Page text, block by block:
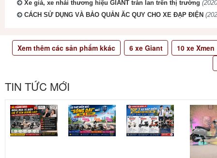
Xe giả, xe nhái thương hiệu GIANT tràn lan trên thị trường
CÁCH SỬ DỤNG VÀ BẢO QUẢN ĂC QUY CHO XE ĐẠP ĐIỆN
Xem thêm các sản phẩm kkác 6xe Giant 10xe Xmen
TIN TỨC MỚI